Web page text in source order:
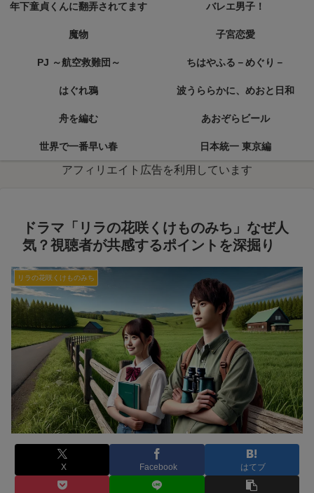
年下童貞くんに翻弄されてます バレエ男子！
魔物 子宮恋愛
PJ ～航空救難団～ ちはやふる－めぐり－
はぐれ鴉 波うららかに、めおと日和
舟を編む あおぞらビール
世界で一番早い春 日本統一 東京編
アフィリエイト広告を利用しています
ドラマ「リラの花咲くけものみち」なぜ人
気？視聴者が共感するポイントを深掘り
リラの花咲くけものみち
X Facebook はてブ